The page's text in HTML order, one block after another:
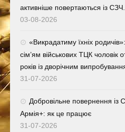
активніше повертаються із СЗЧ.
03-08-2026
«Викрадатиму їхніх
сім’ям військових ТЦК чоловік
років із дворічним
31-07-2026
Добровільне повернення із
Армія+: як це працює
31-07-2026